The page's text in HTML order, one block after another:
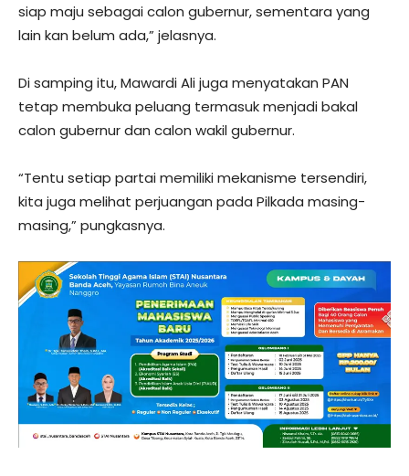
siap maju sebagai calon gubernur, sementara yang
lain kan belum ada,” jelasnya.
Di samping itu, Mawardi Ali juga menyatakan PAN
tetap membuka peluang termasuk menjadi bakal
calon gubernur dan calon wakil gubernur.
“Tentu setiap partai memiliki mekanisme tersendiri,
kita juga melihat perjuangan pada Pilkada masing-
masing,” pungkasnya.